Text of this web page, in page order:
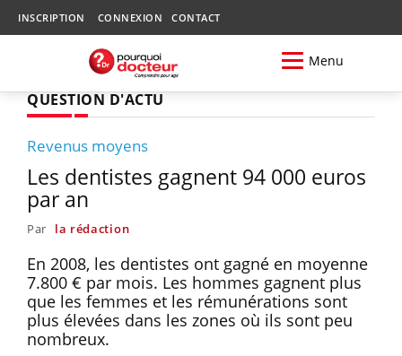
INSCRIPTION CONNEXION CONTACT
Menu
QUESTION D'ACTU
Revenus moyens
Les dentistes gagnent 94 000 euros
par an
Par la rédaction
En 2008, les dentistes ont gagné en moyenne
7.800 € par mois. Les hommes gagnent plus
que les femmes et les rémunérations sont
plus élevées dans les zones où ils sont peu
nombreux.